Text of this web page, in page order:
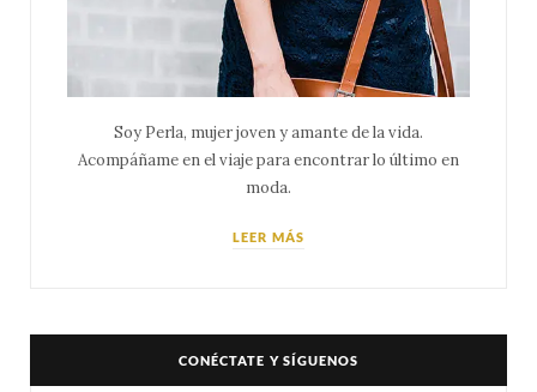
Soy Perla, mujer joven y amante de la vida.
Acompáñame en el viaje para encontrar lo último en
moda.
LEER MÁS
CONÉCTATE Y SÍGUENOS